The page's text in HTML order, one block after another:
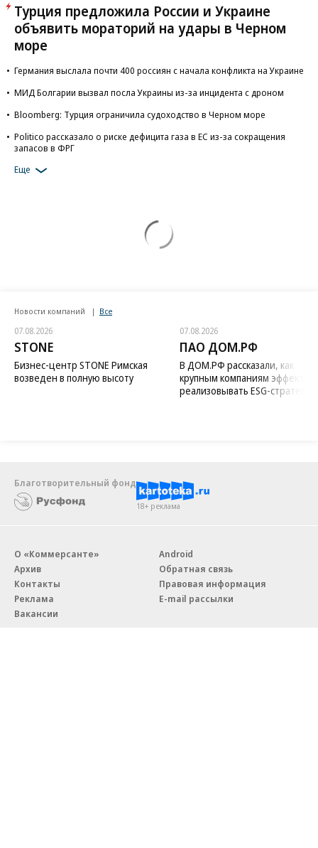
Турция предложила России и Украине
объявить мораторий на удары в Черном
море
Германия выслала почти 400 россиян с начала конфликта на Украине
МИД Болгарии вызвал посла Украины из-за инцидента с дроном
Bloomberg: Турция ограничила судоходство в Черном море
Politico рассказало о риске дефицита газа в ЕС из-за сокращения
запасов в ФРГ
Еще
Новости компаний Все
07.08.2026
STONE
Бизнес-центр STONE Римская
возведен в полную высоту
07.08.2026
ПАО ДОМ.РФ
В ДОМ.РФ рассказали, как
крупным компаниям
реализовывать ESG-стратегию
Благотворительный фонд
18+ реклама
О «Коммерсанте»
Архив
Контакты
Реклама
Вакансии
Android
Обратная связь
Правовая информация
E-mail рассылки